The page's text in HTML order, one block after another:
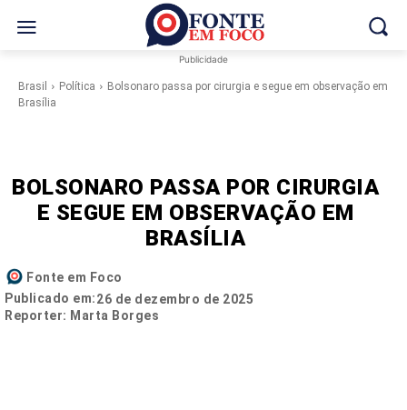
Publicidade
Brasil Política
Bolsonaro passa por cirurgia e segue em observação em
Brasília
BOLSONARO PASSA POR CIRURGIA
E SEGUE EM OBSERVAÇÃO EM
BRASÍLIA
Fonte em Foco
Publicado em:26 de dezembro de 2025
Reporter: Marta Borges